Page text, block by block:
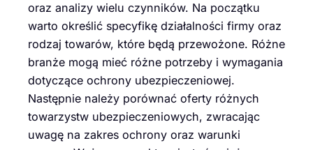
oraz analizy wielu czynników. Na początku
warto określić specyfikę działalności firmy oraz
rodzaj towarów, które będą przewożone. Różne
branże mogą mieć różne potrzeby i wymagania
dotyczące ochrony ubezpieczeniowej.
Następnie należy porównać oferty różnych
towarzystw ubezpieczeniowych, zwracając
uwagę na zakres ochrony oraz warunki